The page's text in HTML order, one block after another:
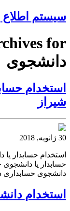
سیستم
دانشجوی
استخدام
شیراز
30 ژانویه, 2018
استخدام حسابدار
حسابدار یا دانشجوی
دانشجوی حسابداری
استخدام